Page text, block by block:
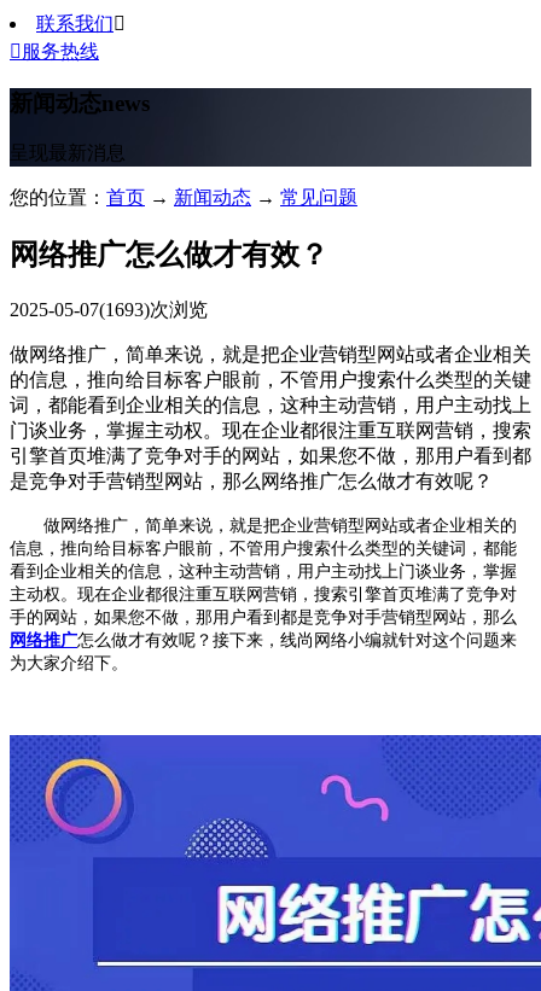
联系我们
 服务热线
新闻动态news
呈现最新消息
您的位置： 首页 → 新闻动态 → 常见问题
网络推广怎么做才有效？
2025-05-07(1693)次浏览
做网络推广，简单来说，就是把企业营销型网站或者企业相关
的信息，推向给目标客户眼前，不管用户搜索什么类型的关键
词，都能看到企业相关的信息，这种主动营销，用户主动找上
门谈业务，掌握主动权。现在企业都很注重互联网营销，搜索
引擎首页堆满了竞争对手的网站，如果您不做，那用户看到都
是竞争对手营销型网站，那么网络推广怎么做才有效呢？
做网络推广，简单来说，就是把企业营销型网站或者企业相关的
信息，推向给目标客户眼前，不管用户搜索什么类型的关键词，都能
看到企业相关的信息，这种主动营销，用户主动找上门谈业务，掌握
主动权。现在企业都很注重互联网营销，搜索引擎首页堆满了竞争对
手的网站，如果您不做，那用户看到都是竞争对手营销型网站，那么
网络推广怎么做才有效呢？接下来，线尚网络小编就针对这个问题来
为大家介绍下。